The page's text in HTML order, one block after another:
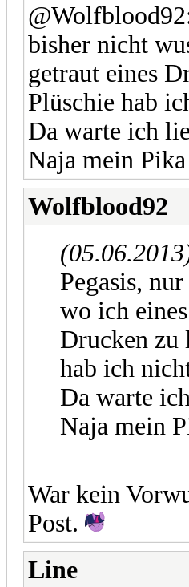
bisher nicht
getraut eines
Plüschie hab
Da warte ich
Naja mein
Wolfblood92
Pegasis,
wo ich
Drucken zu
hab ich
Da warte
Naja mein
War kein
Post.
Line